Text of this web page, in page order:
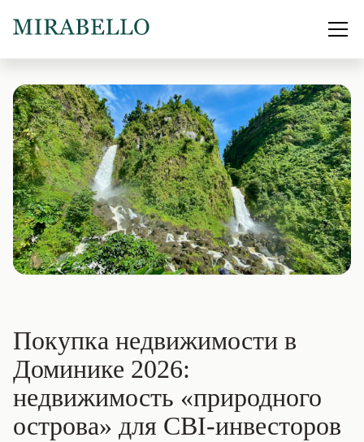
Покупка недвижимости в
Доминике 2026:
недвижимость «природного
острова» для CBI-инвесторов